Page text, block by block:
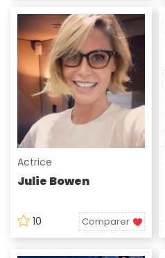
Actrice
Julie Bowen
10 Comparer